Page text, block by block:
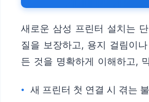
새로운 삼성 프린터 설치는
질을 보장하고, 용지 걸림이
든 것을 명확하게 이해하고,
새 프린터 첫 연결 시 겪는